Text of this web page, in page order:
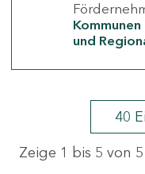
Kommunen
und
40
Zeige 1 bis 5 von